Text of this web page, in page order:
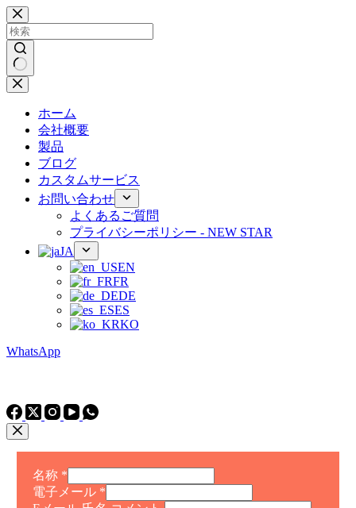
コ
ン
テ
ン
ツ
へ
結
ホーム
会社概要
製品
ブログ
カスタムサービス
お問い合わせ
よくあるご質問
プライバシーポリシー - NEW STAR
JA
EN
FR
DE
ES
KO
WhatsApp
名称 *
電子メール *